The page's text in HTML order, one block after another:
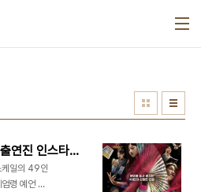
디즈니플러스 '운명전쟁49' 출연진 인스타 신당 위치 총정리! 박나래 미래 맞춘 무당은 누구?
케일의 49인
령 예언 무